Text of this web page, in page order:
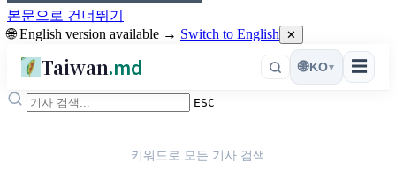
본문으로 건너뛰기
🌐 English version available → Switch to English ✕
Taiwan.md ☰
🌐KO▾
ESC
키워드로 모든 기사 검색